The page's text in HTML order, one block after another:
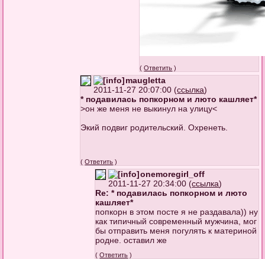
(Ответить )
maugletta
2011-11-27 20:07:00 (ссылка)
* подавилась попкорном и люто кашляет*
>он же меня не выкинул на улицу<
Экий подвиг родительский. Охренеть.
(Ответить )
onemoregirl_off
2011-11-27 20:34:00 (ссылка)
Re: * подавилась попкорном и люто
кашляет*
попкорн в этом посте я не раздавала)) ну
как типичный современный мужчина, мог
бы отправить меня погулять к материной
родне. оставил же
(Ответить )